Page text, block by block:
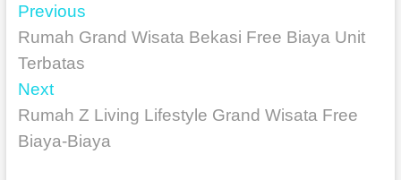
Previous
Rumah Grand Wisata Bekasi Free Biaya Unit
Terbatas
Next
Rumah Z Living Lifestyle Grand Wisata Free
Biaya-Biaya